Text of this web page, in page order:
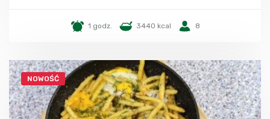
1 godz. 3440 kcal 8
NOWOŚĆ